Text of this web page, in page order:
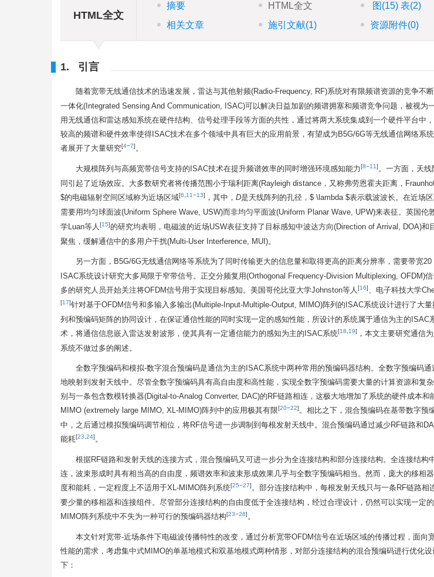
HTML全文
摘要 HTML全文 图 (15)表(2)
相关文章
施引文献(1) 资源附件(0)
1. 引言
随着宽带无线通信技术的迅速发展，雷达与其他射频(Radio-Frequency, RF)系统对有限频谱资源的竞争不
一体化(Integrated Sensing And Communication, ISAC)可以解决日益加剧的频谱拥塞和频谱竞争问题，被视为
用无线通信和雷达感知系统在硬件结构、信号处理手段等方面的共性，通过将两大系统集成到一个硬件平台中
较高的频谱和硬件效率使得ISAC技术在多个领域中具有巨大的应用前景，有望成为B5G/6G等无线通信网络系
者展开了大量研究[4−7]。
大规模阵列与高频宽带信号支持的ISAC技术在提升频谱效率的同时增强环境感知能力[8−11]。一方面，天
同引起了近场效应。大多数研究者将传播范围小于瑞利距离(Rayleigh distance，又称弗劳恩霍夫距离，
$的电磁辐射空间区域称为近场区域[6 11−13] ，其中， D是天线阵列的孔径，$ \lambda $表示载波波长。在近场
需要用均匀球面波(Uniform Sphere Wave, USW)而非均匀平面波(Uniform Planar Wave, UPW)来表征。英国伦
学Luan等人[15]的研究均表明，电磁波的近场USW表征支持了目标感知中波达方向(Direction of Arrival, DOA)和
聚焦，缓解通信中的多用户干扰(Multi-User Interference, MUI)。
另一方面，B5G/6G无线通信网络等系统为了同时传输更大的信息量和取得更高的距离分辨率，需要带宽
ISAC系统设计研究大多局限于窄带信号。正交分频复用(Orthogonal Frequency-Division Multiplexing, OFDM)
多的研究人员开始关注将OFDM信号用于实现目标感知。美国哥伦比亚大学Johnston等人[16]、电子科技大学
[17]针对基于OFDM信号和多输入多输出(Multiple-Input-Multiple-Output, MIMO)阵列的ISAC系统设计进行了大
列和预编码矩阵的协同设计，在保证通信性能的同时实现一定的感知性能，所设计的系统属于通信为主的ISAC
术，将通信信息嵌入雷达发射波形，使其具有一定通信能力的感知为主的ISAC系统[18 19] ，本文主要研究通信
系统不做过多的阐述。
全数字预编码和模拟-数字混合预编码是通信为主的ISAC系统中两种常用的预编码器结构。全数字预编码
地映射到发射天线中。尽管全数字预编码具有高自由度和高性能，实现全数字预编码需要大量的计算资源和复
别与一条包含数模转换器(Digital-to-Analog Converter, DAC)的RF链路相连，这极大地增加了系统的硬件成本
MIMO (extremely large MIMO, XL-MIMO)阵列中的应用极其有限[20−22]。相比之下，混合预编码在基带数字预
中，之后通过模拟预编码调节相位，将RF信号进一步调制到每根发射天线中。混合预编码通过减少RF链路和
能耗[23 24]。
根据RF链路和发射天线的连接方式，混合预编码又可进一步分为全连接结构和部分连接结构。全连接结构
连，波束形成时具有相当高的自由度，频谱效率和波束形成效果几乎与全数字预编码相当。然而，庞大的移相
度和能耗，一定程度上不适用于XL-MIMO阵列系统[25−27]。部分连接结构中，每根发射天线只与一条RF链路
要少量的移相器和连接组件。尽管部分连接结构的自由度低于全连接结构，经过合理设计，仍然可以实现一定
MIMO阵列系统中不失为一种可行的预编码器结构[23−28]。
本文针对宽带-近场条件下电磁波传播特性的改变，通过分析宽带OFDM信号在近场区域的传播过程，面向
性能的需求，考虑集中式MIMO的单基地模式和双基地模式两种情形，对部分连接结构的混合预编码进行优化
下：